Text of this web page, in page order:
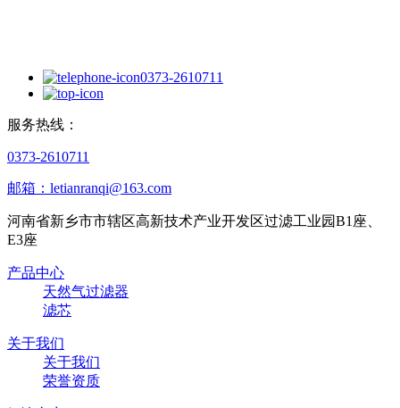
0373-2610711
服务热线：
0373-2610711
邮箱：letianranqi@163.com
河南省新乡市市辖区高新技术产业开发区过滤工业园B1座、
E3座
产品中心
天然气过滤器
滤芯
关于我们
关于我们
荣誉资质